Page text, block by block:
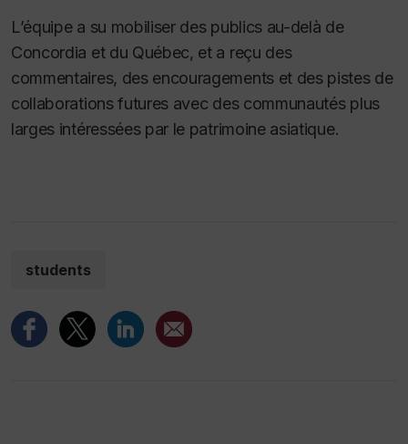
L’équipe a su mobiliser des publics au-delà de
Concordia et du Québec, et a reçu des
commentaires, des encouragements et des pistes de
collaborations futures avec des communautés plus
larges intéressées par le patrimoine asiatique.
students